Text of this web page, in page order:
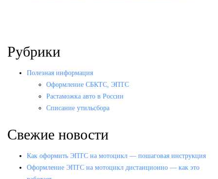
Рубрики
Полезная информация
Оформление СБКТС, ЭПТС
Растаможка авто в России
Списание утильсбора
Свежие новости
Как оформить ЭПТС на мотоцикл — пошаговая инструкция
Оформление ЭПТС на мотоцикл дистанционно — как это